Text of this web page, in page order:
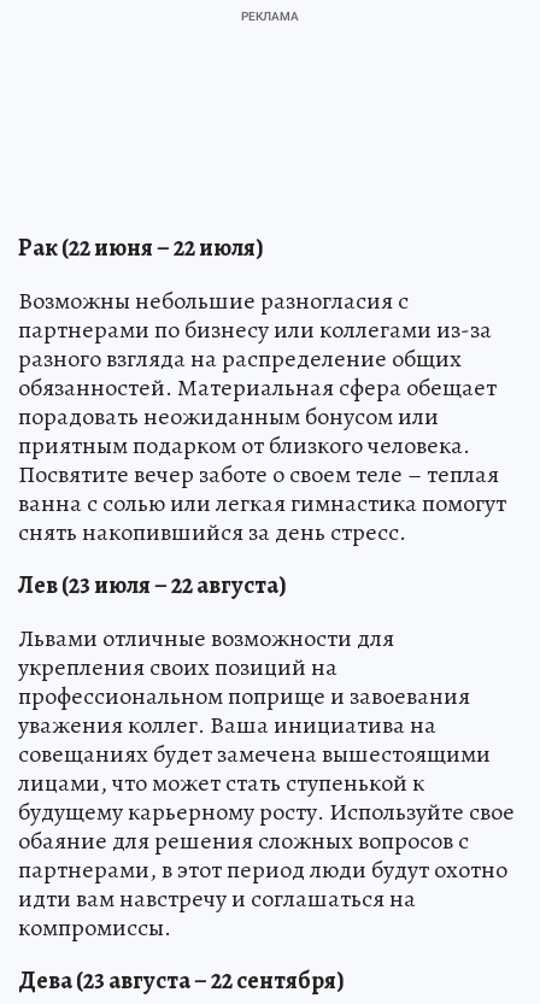
Рак (22 июня – 22 июля)
Возможны небольшие разногласия с
партнерами по бизнесу или коллегами из-за
разного взгляда на распределение общих
обязанностей. Материальная сфера обещает
порадовать неожиданным бонусом или
приятным подарком от близкого человека.
Посвятите вечер заботе о своем теле – теплая
ванна с солью или легкая гимнастика помогут
снять накопившийся за день стресс.
Лев (23 июля – 22 августа)
Львами отличные возможности для
укрепления своих позиций на
профессиональном поприще и завоевания
уважения коллег. Ваша инициатива на
совещаниях будет замечена вышестоящими
лицами, что может стать ступенькой к
будущему карьерному росту. Используйте свое
обаяние для решения сложных вопросов с
партнерами, в этот период люди будут охотно
идти вам навстречу и соглашаться на
компромиссы.
Дева (23 августа – 22 сентября)